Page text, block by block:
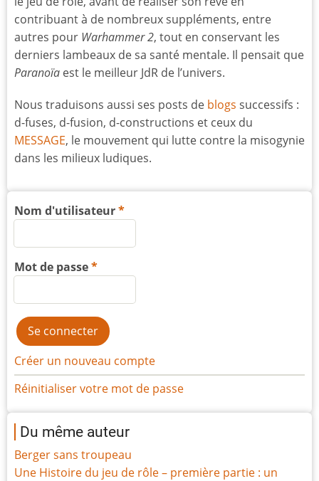
contribuant à de nombreux suppléments, entre
autres pour Warhammer 2, tout en conservant les
derniers lambeaux de sa santé mentale. Il pensait que
Paranoïa est le meilleur JdR de l’univers.
Nous traduisons aussi ses posts de blogs successifs :
d-fuses, d-fusion, d-constructions et ceux du
MESSAGE, le mouvement qui lutte contre la misogynie
dans les milieux ludiques.
Nom d'utilisateur
Mot de passe
Créer un nouveau compte
Réinitialiser votre mot de passe
Du même auteur
Berger sans troupeau
Une Histoire du jeu de rôle – première partie : un